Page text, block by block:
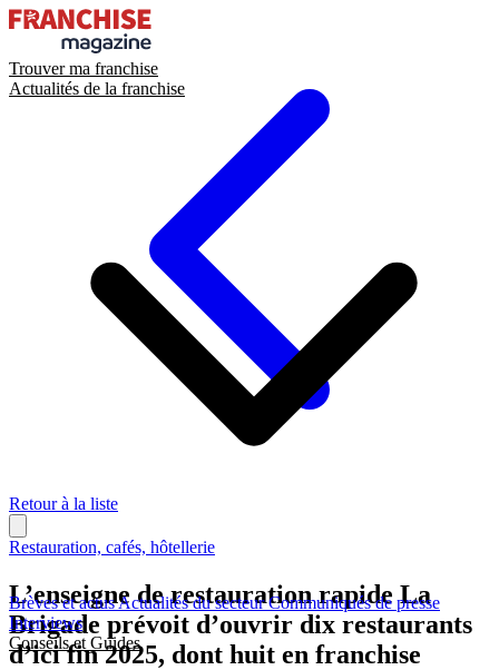
Trouver ma franchise
Actualités de la franchise
Brèves et actusActualités du secteurCommuniqués de presse
Interviews
Conseils et Guides
Retour à la liste
Restauration, cafés, hôtellerie
L’enseigne de restauration rapide La
Brigade prévoit d’ouvrir dix restaurants
d’ici fin 2025, dont huit en franchise